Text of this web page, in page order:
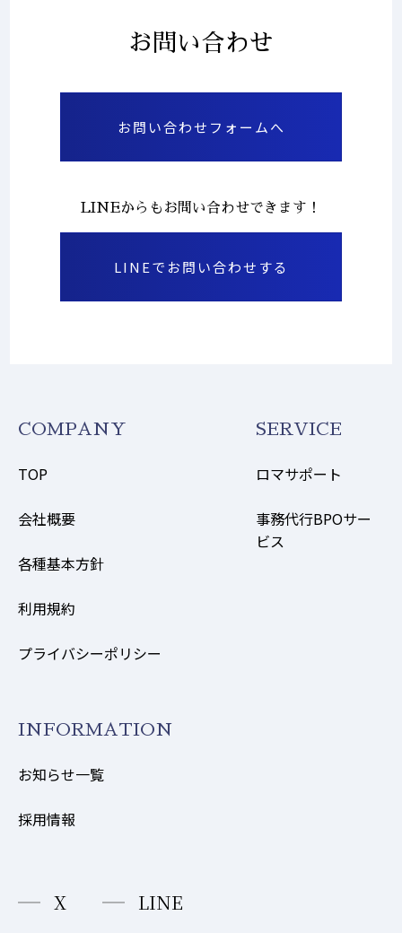
お問い合わせ
お問い合わせフォームへ
LINEからもお問い合わせできます！
LINEでお問い合わせする
COMPANY
TOP
会社概要
各種基本方針
利用規約
プライバシーポリシー
SERVICE
ロマサポート
事務代行BPOサー
ビス
INFORMATION
お知らせ一覧
採用情報
X LINE